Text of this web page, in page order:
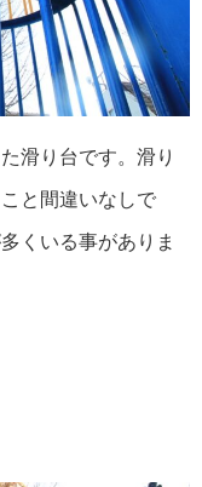
滑り台です。滑り
と間違いなしで
くいる事がありま